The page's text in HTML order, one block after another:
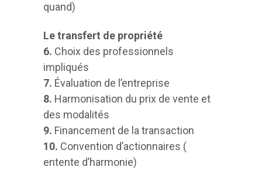
quand)
Le transfert de propriété
6. Choix des professionnels
impliqués
7. Évaluation de l’entreprise
8. Harmonisation du prix de vente et
des modalités
9. Financement de la transaction
10. Convention d’actionnaires (
entente d’harmonie)